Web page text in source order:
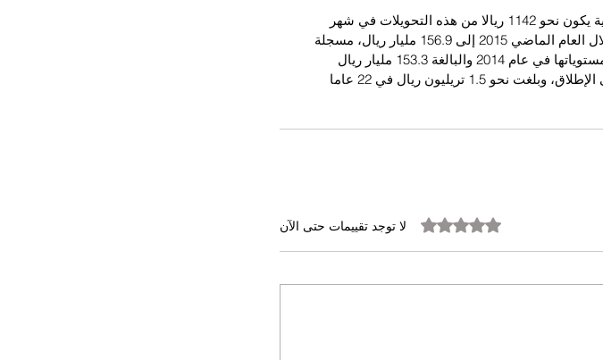
وبحسب هذه الإحصاءات، فإن نصيب المقيم في السعودية يكون نحو 1142 ريالا من هذه التحويلات في شهر
أبريل 2016 . وارتفع نصيب الأجنبي من هذه التحويلات خلال العام الماضي 2015 إلى 156.9 مليار ريال، مسجلة
تم التقييم بـ 0 من أصل 5 نجوم. لا توجد تقييمات حتى الآن